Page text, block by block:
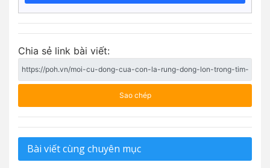
Chia sẻ link bài viết:
Sao chép
Bài viết cùng chuyên mục